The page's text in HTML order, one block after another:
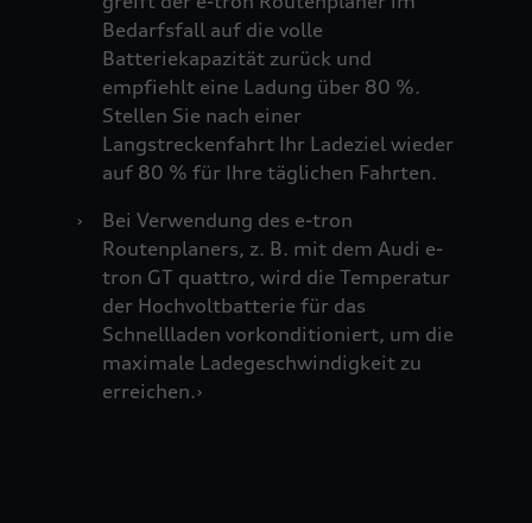
Bedarfsfall auf die volle
Batteriekapazität zurück und
empfiehlt eine Ladung über 80 %.
Stellen Sie nach einer
Langstreckenfahrt Ihr Ladeziel wieder
auf 80 % für Ihre täglichen Fahrten.
›
Bei Verwendung des e-tron
Routenplaners, z. B. mit dem Audi e-
tron GT quattro, wird die Temperatur
der Hochvoltbatterie für das
Schnellladen vorkonditioniert, um die
maximale Ladegeschwindigkeit zu
erreichen.›